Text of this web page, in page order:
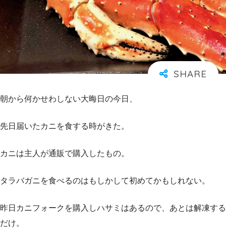
朝から何かせわしない大晦日の今日、
先日届いたカニを食する時がきた。
カニは主人が通販で購入したもの。
タラバガニを食べるのはもしかして初めてかもしれない。
昨日カニフォークを購入しハサミはあるので、あとは解凍する
だけ。